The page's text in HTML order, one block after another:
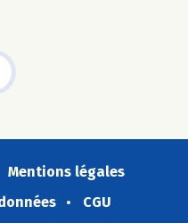
Mentions légales
CGU